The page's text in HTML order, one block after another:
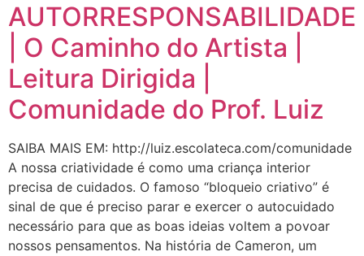
AUTORRESPONSABILIDADE
| O Caminho do Artista |
Leitura Dirigida |
Comunidade do Prof. Luiz
SAIBA MAIS EM: http://luiz.escolateca.com/comunidade
A nossa criatividade é como uma criança interior
precisa de cuidados. O famoso “bloqueio criativo” é
sinal de que é preciso parar e exercer o autocuidado
necessário para que as boas ideias voltem a povoar
nossos pensamentos. Na história de Cameron, um